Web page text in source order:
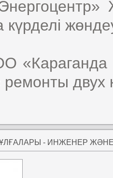
күрделі
«Караганда
двух